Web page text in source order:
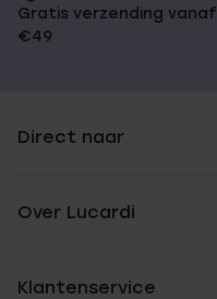
Gratis verzending vanaf
€49
Direct naar
Over Lucardi
Klantenservice